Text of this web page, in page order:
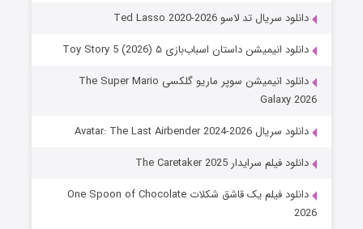
دانلود سریال تد لاسو Ted Lasso 2020-2026
دانلود انیمیشن داستان اسباب‌بازی ۵ Toy Story 5 (2026)
دانلود انیمیشن سوپر ماریو گلکسی The Super Mario
Galaxy 2026
دانلود سریال Avatar: The Last Airbender 2024-2026
دانلود فیلم سرایدار The Caretaker 2025
دانلود فیلم یک قاشق شکلات One Spoon of Chocolate
2026